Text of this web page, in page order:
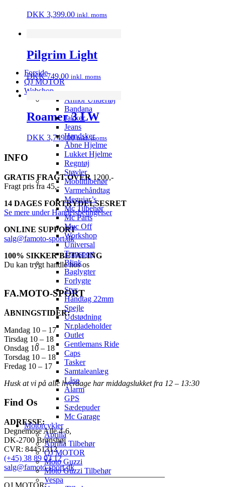
Forside
QJ MOTOR
Webshop
Armor Undertøj
Bandana
Jakker
Jeans
Handsker
Åbne Hjelme
Lukket Hjelme
Regntøj
Støvler
Mobiltilbehør
Varmehåndtag
Meguiar’s
Mc Tilbehør
Mc Parts
Muc Off
Workshop
Universal
Transport
Blink
Baglygter
Forlygte
Styr
Håndtag 22mm
Spejle
Udstødning
Nr.pladeholder
Outlet
Gentlemans Ride
Caps
Tasker
Samtaleanlæg
Låse
Alarm
GPS
Sædepuder
Mc Garage
Motorcykler
Aprilia
Aprilia Tilbehør
QJ MOTOR
Moto Guzzi
Moto Guzzi Tilbehør
Vespa
DKK 3,399.00 inkl. moms
Pilgrim Light
DKK749.00 inkl. moms
Roamer 3 LW
DKK 3,749.00 inkl. moms
INFO
GRATIS FRAGT OVER 1200,-
Fragt pris fra 45,-
14 DAGES FORTRYDELSESRET
Se mere under Handelsbetingelser
ONLINE SUPPORT
salg@famoto-sport.dk
100% SIKKER BETALING
Du kan trygt handle hos os
FA.MOTO-SPORT
ÅBNINGSTIDER:
Mandag 10 – 17
Tirsdag 10 – 18
Onsdag 10 – 18
Torsdag 10 – 18
Fredag 10 – 17
Husk at vi på alle hverdage har middagslukket fra 12 – 13:30
Find Os
ADRESSE:
Degnemose Alle 4-6,
DK-2700 Brønshøj
CVR: 84451312
(+45) 38 89 03 12
salg@famoto-sport.dk
————————————————————
QJ MOTOR: